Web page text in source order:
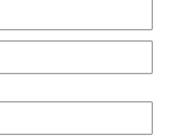
más destacadas de
científicos y